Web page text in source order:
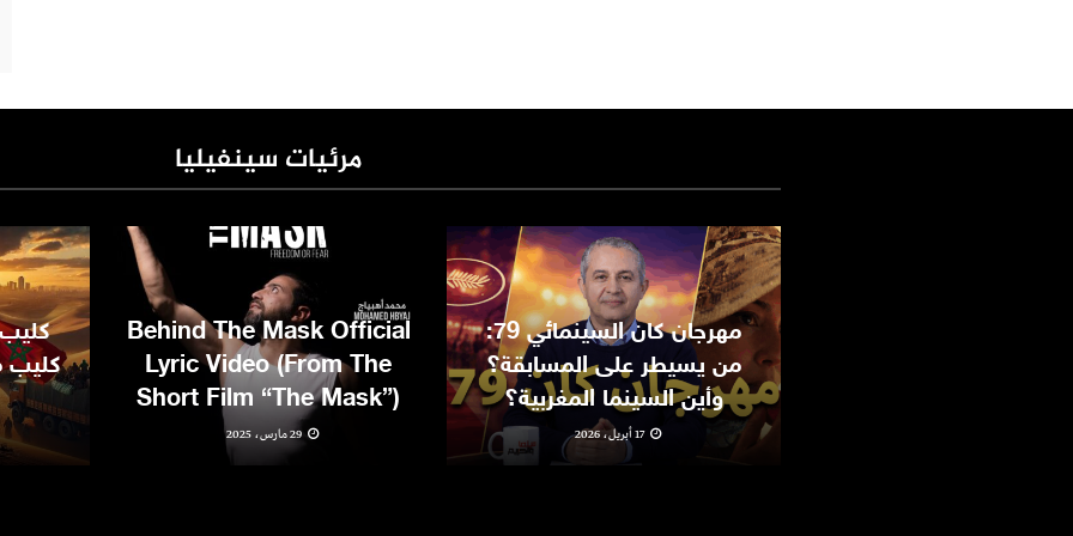
مرئيات سينفيليا
مهرجان كان السينمائي 79:
من يسيطر على المسابقة؟
وأين السينما المغربية؟
17 أبريل، 2026
Behind The Mask Official
Lyric Video (From The
Short Film “The Mask”)
29 مارس، 2025
كليب